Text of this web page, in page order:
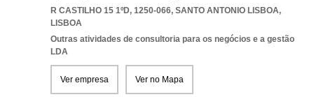
R CASTILHO 15 1ºD, 1250-066, SANTO ANTONIO LISBOA,
LISBOA
Outras atividades de consultoria para os negócios e a gestão
LDA
Ver empresa Ver no Mapa